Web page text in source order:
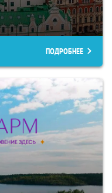
ПОДРОБНЕЕ